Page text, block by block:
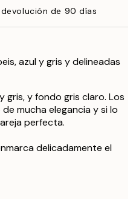
de 90 días
azul y gris y delineadas
gris, y fondo gris claro. Los
mucha elegancia y si lo
perfecta.
delicadamente el